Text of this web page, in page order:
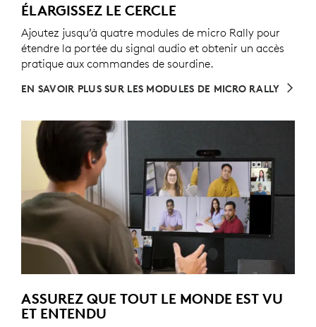
ÉLARGISSEZ LE CERCLE
Ajoutez jusqu’à quatre modules de micro Rally pour
étendre la portée du signal audio et obtenir un accès
pratique aux commandes de sourdine.
EN SAVOIR PLUS SUR LES MODULES DE MICRO RALLY
ASSUREZ QUE TOUT LE MONDE EST VU
ET ENTENDU